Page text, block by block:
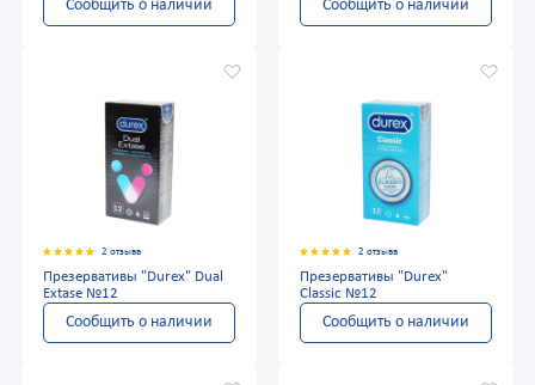
Сообщить о наличии Сообщить о наличии
2 отзыва
Презервативы "Durex" Dual
Extase №12
Сообщить о наличии
2 отзыва
Презервативы "Durex"
Classic №12
Сообщить о наличии